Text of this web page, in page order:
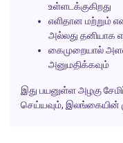
உள்ளடக்குகிறது
எளிதான மற்றும்
அல்லது தனியாக
கைமுறையால்
அனுமதிக்கவும்
இது பயனுள்ள அழகு
செய்யவும், இலங்கையின்